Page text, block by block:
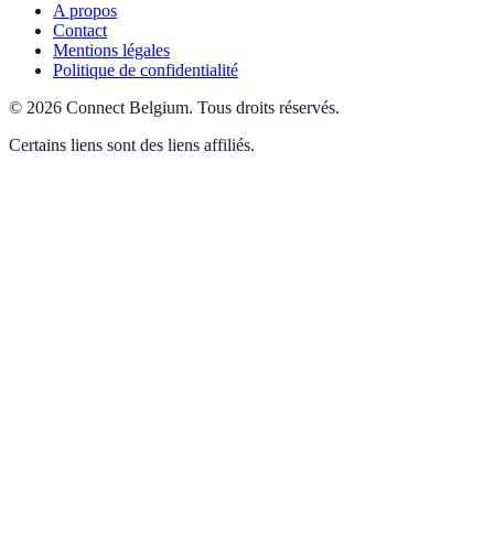
A propos
Contact
Mentions légales
Politique de confidentialité
© 2026 Connect Belgium. Tous droits réservés.
Certains liens sont des liens affiliés.